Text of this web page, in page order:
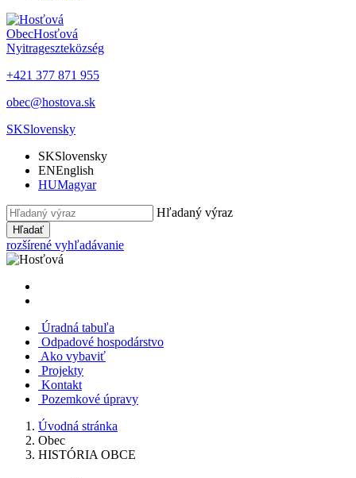
ObecHosťová
Nyitrageszteközség
+421 377 871 955
obec@hostova.sk
SKSlovensky
SKSlovensky
ENEnglish
HUMagyar
Hľadaný výraz
Hľadať
rozšírené vyhľadávanie
Úradná tabuľa
Odpadové hospodárstvo
Ako vybaviť
Projekty
Kontakt
Pozemkové úpravy
Úvodná stránka
Obec
HISTÓRIA OBCE